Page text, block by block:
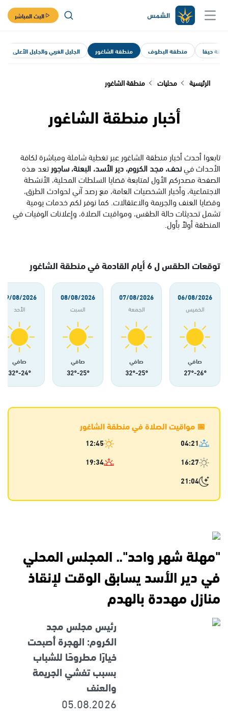
البث المباشر
حيفا منطقة البطوف منطقة الشاغور الجليل الغربي والجليل الأعلى
الرئيسية محليات منطقة الشاغور
أخبار منطقة الشاغور
تابعوا أحدث أخبار منطقة الشاغور عبر تغطية شاملة ومباشرة لكافة
الأحداث فينحف، مجد الكروم، دير الأسد، البعنة، ساجورتعد هذه
الصفحة مصدركم الأول لمتابعة قضايا السلطات المحلية، الأنشطة
الاجتماعية، وأخبار الشخصيات العامة، مع رصد آني لحوادث الطرق،
وقضايا العنف والجريمة والاعتقالات. كما نوفر لكم خدمات يومية
تشمل تحديثات حالة الطقس، ومواقيت الصلاة، وإعلانات الوفيات في
المنطقة أولاً بأول.
توقعات الطقس ل 6 أيام القادمة في منطقة الشاغور
06/08/2026
الخميس
صافي
26°-27°
07/08/2026
الجمعة
صافي
25°-32°
08/08/2026
السبت
صافي
25°-32°
09/08/2026
الأحد
صافي
24°-32°
مواقيت الصلاة في منطقة الشاغور
04:21
12:45
16:27
19:34
21:04
"مهلة شهر واحد".. المجلس المحلي
في دير الأسد يسابق الوقت لإنقاذ
منازل مهددة بالهدم
رئيس مجلس مجد
الكروم: الهجرة أصبحت
خيارًا مطروحًا للشباب
بسبب تفشي الجريمة
والعنف
05.08.2026